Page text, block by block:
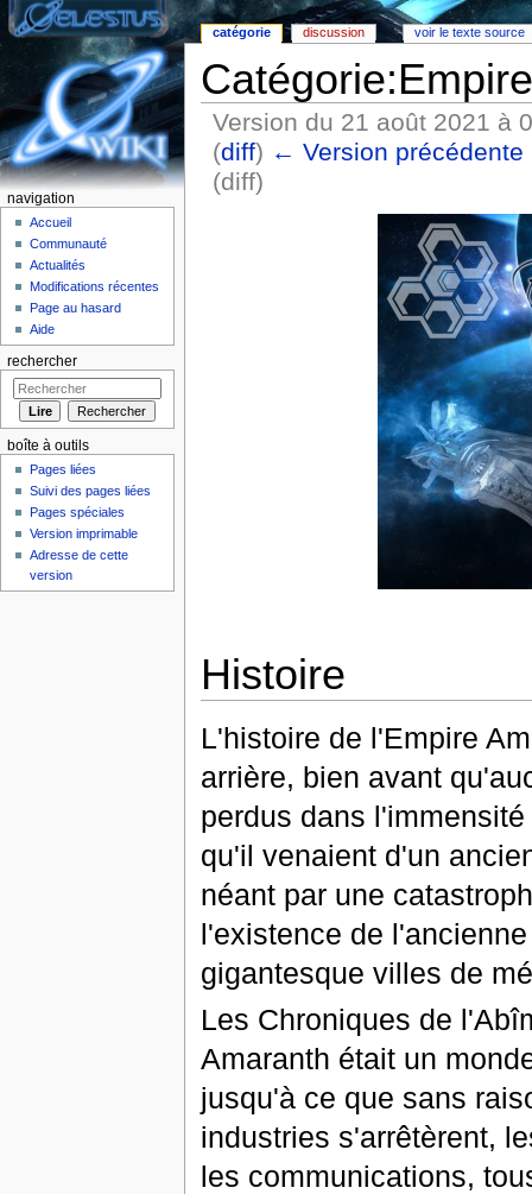
Version du 21 août 2021 à
(diff) ← Version précédente
(diff)
Histoire
L'histoire de l'Empire
arrière, bien avant
perdus dans
qu'il venaient d'un
néant par une
l'existence de
gigantesque villes de
Les Chroniques de
Amaranth était un
jusqu'à ce que sans
industries s'arrêtèrent,
les communications,
catégorie discussion voir le texte source
navigation
Accueil
Communauté
Actualités
Modifications récentes
Page au hasard
Aide
rechercher
boîte à outils
Pages liées
Suivi des pages liées
Pages spéciales
Version imprimable
Adresse de cette
version